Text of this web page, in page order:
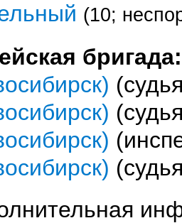
(10;
бригада: